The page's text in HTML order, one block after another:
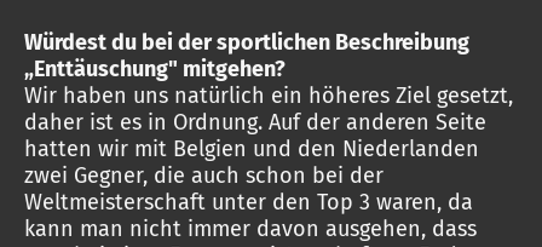
Würdest du bei der sportlichen Beschreibung
„Enttäuschung" mitgehen?
Wir haben uns natürlich ein höheres Ziel gesetzt,
daher ist es in Ordnung. Auf der anderen Seite
hatten wir mit Belgien und den Niederlanden
zwei Gegner, die auch schon bei der
Weltmeisterschaft unter den Top 3 waren, da
kann man nicht immer davon ausgehen, dass